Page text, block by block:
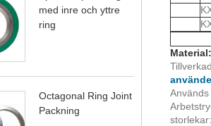
med inre och yttre
ring
Octagonal Ring Joint
Packning
Material:
storlekar: